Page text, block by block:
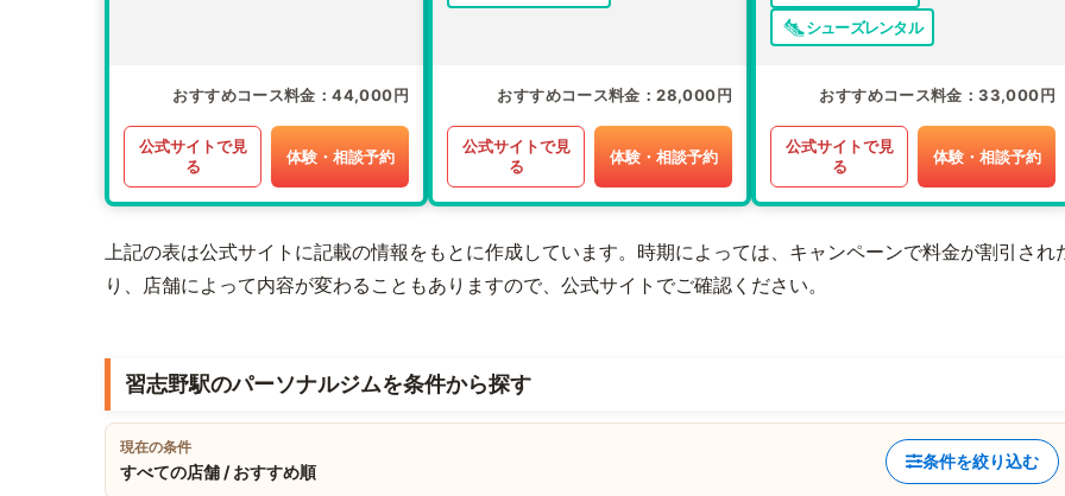
おすすめコース料金 44,000円
公式サイトで見
る
体験・相談予約
おすすめコース料金 28,000円
公式サイトで見
る
体験・相談予約
シューズレンタル
おすすめコース料金 33,000円
公式サイトで見
る
体験・相談予約
上記の表は公式サイトに記載の情報をもとに作成しています。時期によっては、キャンペーンで料金が割引され
り、店舗によって内容が変わることもありますので、公式サイトでご確認ください。
習志野駅のパーソナルジムを条件から探す
現在の条件
すべての店舗 / おすすめ順
条件を絞り込む